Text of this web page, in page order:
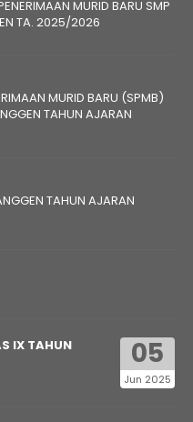
MURID BARU SMP
TA. 2025/2026
MURID BARU (SPMB)
TAHUN AJARAN
TAHUN AJARAN
05
Jun 2025
IX TAHUN